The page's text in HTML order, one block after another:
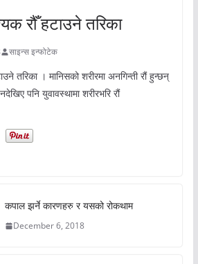
रौँ हटाउने तरिका
साइन्स इन्फोटेक
तरिका । मानिसको शरीरमा अनगिन्ती रौं हुन्छन्
पनि युवावस्थामा शरीरभरि रौं
कपाल झर्ने कारणहरु र यसको रोकथाम
December 6, 2018